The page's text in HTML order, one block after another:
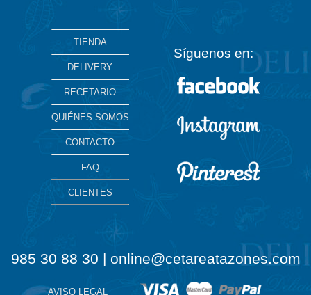
TIENDA
DELIVERY
RECETARIO
QUIÉNES SOMOS
CONTACTO
FAQ
CLIENTES
Síguenos en:
985 30 88 30 | online@cetareatazones.com
AVISO LEGAL